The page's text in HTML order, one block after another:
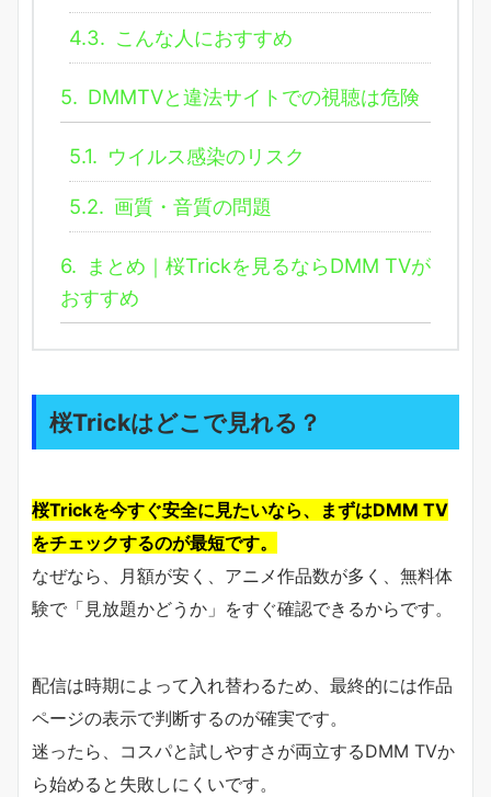
4.3. こんな人におすすめ
5. DMMTVと違法サイトでの視聴は危険
5.1. ウイルス感染のリスク
5.2. 画質・音質の問題
6.
まとめ｜桜Trickを見るならDMM TVが
おすすめ
桜Trickはどこで見れる？
桜Trickを今すぐ安全に見たいなら、まずはDMM TV
をチェックするのが最短です。
なぜなら、月額が安く、アニメ作品数が多く、無料体
験で「見放題かどうか」をすぐ確認できるからです。
配信は時期によって入れ替わるため、最終的には作品
ページの表示で判断するのが確実です。
迷ったら、コスパと試しやすさが両立するDMM TVか
ら始めると失敗しにくいです。